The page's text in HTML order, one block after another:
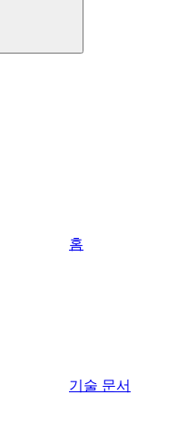
홈
기술 문서